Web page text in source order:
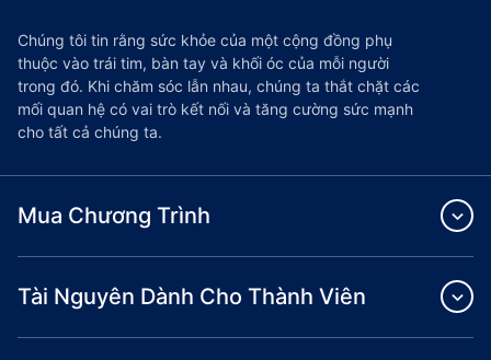
Chúng tôi tin rằng sức khỏe của một cộng đồng phụ
thuộc vào trái tim, bàn tay và khối óc của mỗi người
trong đó. Khi chăm sóc lẫn nhau, chúng ta thắt chặt các
mối quan hệ có vai trò kết nối và tăng cường sức mạnh
cho tất cả chúng ta.
Mua Chương Trình
Tài Nguyên Dành Cho Thành Viên